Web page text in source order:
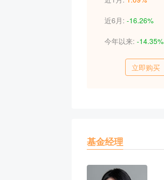
近6月: -16.26%
今年以来: -14.35%
立即购买
基金经理